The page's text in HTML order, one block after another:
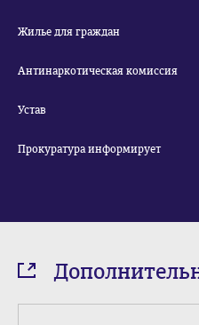
Жилье для граждан
Антинаркотическая комиссия
Устав
Прокуратура информирует